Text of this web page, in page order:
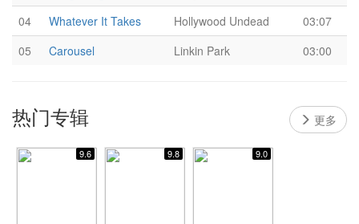
04
Whatever It Takes Hollywood Undead
03:07
05
Carousel Linkin Park 03:00
热门专辑 更多
9.6 9.8 9.0